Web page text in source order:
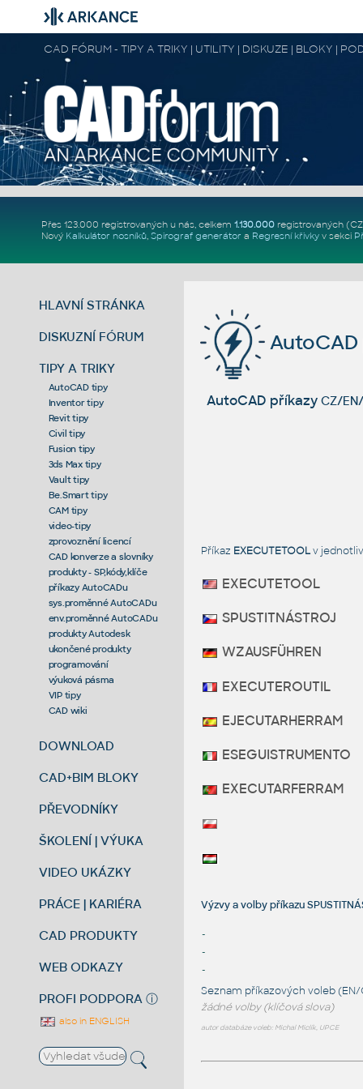
CAD FÓRUM - TIPY A TRIKY | UTILITY | DISKUZE | BLOKY |
Přes 123.000 registrovaných u nás, celkem 1.130.000registrovaných
Nový Kalkulátor nosníků, Spirograf generátor a Regresní křivkyv sekci
HLAVNÍ STRÁNKA
DISKUZNÍ FÓRUM
TIPY A TRIKY
AutoCAD tipy
Inventor tipy
Revit tipy
Civil tipy
Fusion tipy
3ds Max tipy
Vault tipy
Be.Smart tipy
CAM tipy
video-tipy
zprovoznění licencí
CAD konverze a slovníky
produkty - SP,kódy,klíče
příkazy AutoCADu
sys.proměnné AutoCADu
env.proměnné AutoCADu
produkty Autodesk
ukončené produkty
programování
výuková pásma
VIP tipy
CAD wiki
DOWNLOAD
CAD+BIM BLOKY
PŘEVODNÍKY
ŠKOLENÍ | VÝUKA
VIDEO UKÁZKY
PRÁCE | KARIÉRA
CAD PRODUKTY
WEB ODKAZY
PROFI PODPORA ⓘ
also in ENGLISH
AutoCAD
AutoCAD příkazy CZ/
Příkaz EXECUTETOOLv
EXECUTETOOL
SPUSTITNÁSTROJ
WZAUSFÜHREN
EXECUTEROUTIL
EJECUTARHERRAM
ESEGUISTRUMENTO
EXECUTARFERRAM
Výzvy a volby příkazu
-
-
-
Seznam příkazových voleb (EN/
žádné volby (klíčová slova)
autor databáze voleb: Michal Miclík, UPCE